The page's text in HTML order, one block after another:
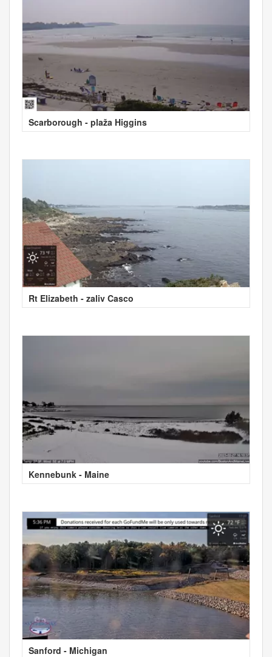
Scarborough - plaža Higgins
Rt Elizabeth - zaliv Casco
Kennebunk - Maine
Sanford - Michigan